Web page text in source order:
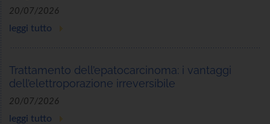
20/07/2026
leggi tutto
Trattamento dell’epatocarcinoma: i vantaggi
dell’elettroporazione irreversibile
20/07/2026
leggi tutto